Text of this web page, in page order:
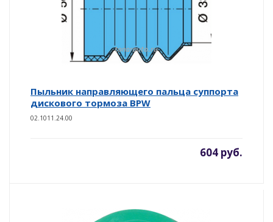
Пыльник направляющего пальца суппорта
дискового тормоза BPW
02.1011.24.00
604 руб.